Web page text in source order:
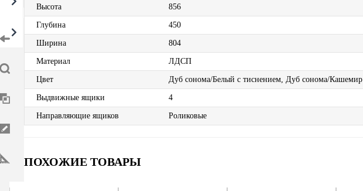
Высота 856
Глубина 450
Ширина 804
Материал ЛДСП
Цвет Дуб сонома/Белый с тиснением, Дуб сонома/Кашемир
Выдвижные ящики 4
Направляющие ящиков Роликовые
ПОХОЖИЕ ТОВАРЫ